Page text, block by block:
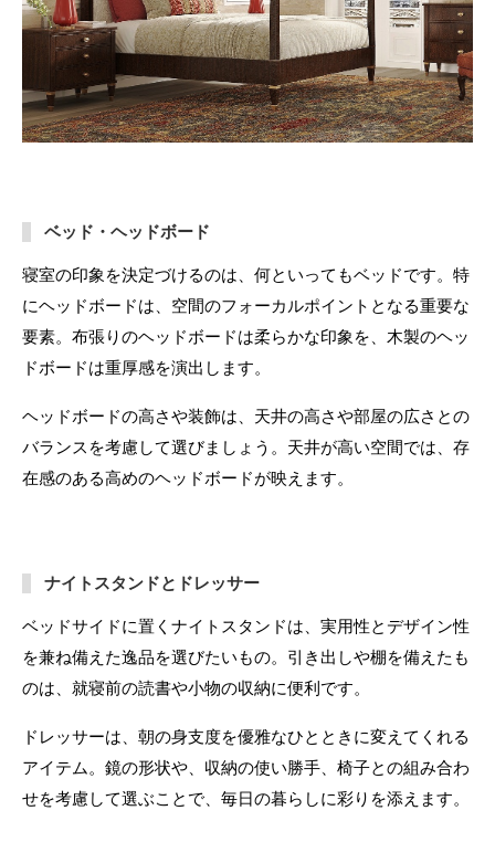
ベッド・ヘッドボード
寝室の印象を決定づけるのは、何といってもベッドです。特
にヘッドボードは、空間のフォーカルポイントとなる重要な
要素。布張りのヘッドボードは柔らかな印象を、木製のヘッ
ドボードは重厚感を演出します。
ヘッドボードの高さや装飾は、天井の高さや部屋の広さとの
バランスを考慮して選びましょう。天井が高い空間では、存
在感のある高めのヘッドボードが映えます。
ナイトスタンドとドレッサー
ベッドサイドに置くナイトスタンドは、実用性とデザイン性
を兼ね備えた逸品を選びたいもの。引き出しや棚を備えたも
のは、就寝前の読書や小物の収納に便利です。
ドレッサーは、朝の身支度を優雅なひとときに変えてくれる
アイテム。鏡の形状や、収納の使い勝手、椅子との組み合わ
せを考慮して選ぶことで、毎日の暮らしに彩りを添えます。